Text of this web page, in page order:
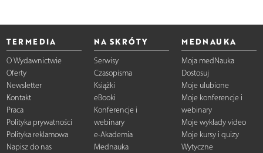
TERMEDIA
O Wydawnictwie
Oferty
Newsletter
Kontakt
Praca
Polityka prywatności
Polityka reklamowa
Napisz do nas
NA SKRÓTY
Serwisy
Czasopisma
Książki
eBooki
Konferencje i
webinary
e-Akademia
Mednauka
MEDNAUKA
Moja medNauka
Dostosuj
Moje ulubione
Moje konferencje i
webinary
Moje wykłady video
Moje kursy i quizy
Wytyczne